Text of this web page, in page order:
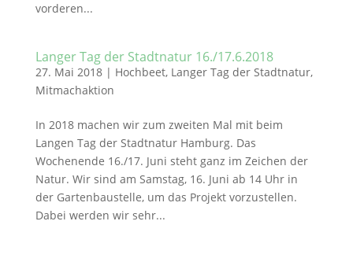
vorderen...
Langer Tag der Stadtnatur 16./17.6.2018
27. Mai 2018| Hochbeet, Langer Tag der Stadtnatur,
Mitmachaktion
In 2018 machen wir zum zweiten Mal mit beim
Langen Tag der Stadtnatur Hamburg. Das
Wochenende 16./17. Juni steht ganz im Zeichen der
Natur. Wir sind am Samstag, 16. Juni ab 14 Uhr in
der Gartenbaustelle, um das Projekt vorzustellen.
Dabei werden wir sehr...